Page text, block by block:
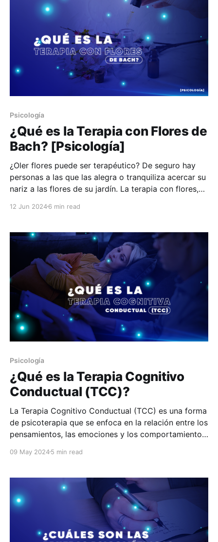
Psicología
¿Qué es la Terapia con Flores de
Bach? [Psicología]
¿Oler flores puede ser terapéutico? De seguro hay
personas a las que las alegra o tranquiliza acercar su
nariz a las flores de su jardín. La terapia con flores,
tratamiento que tiene soporte científico y que ya
12 Jun 20246 min read
Psicología
¿Qué es la Terapia Cognitivo
Conductual (TCC)?
La Terapia Cognitivo Conductual (TCC) es una forma
de psicoterapia que se enfoca en la relación entre los
pensamientos, las emociones y los comportamientos
sobre cuándo podrías recurrir a este tipo de terapia,
09 May 20245 min read